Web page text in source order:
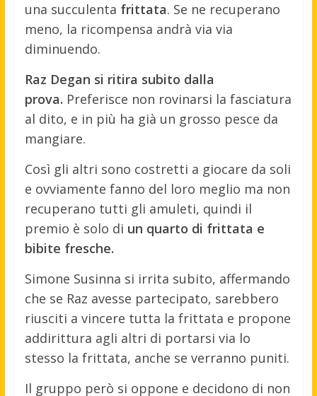
una succulenta frittata. Se ne recuperano
meno, la ricompensa andrà via via
diminuendo.
Raz Degan si ritira subito dalla
prova. Preferisce non rovinarsi la fasciatura
al dito, e in più ha già un grosso pesce da
mangiare.
Così gli altri sono costretti a giocare da soli
e ovviamente fanno del loro meglio ma non
recuperano tutti gli amuleti, quindi il
premio è solo di un quarto di frittata e
bibite fresche.
Simone Susinna si irrita subito, affermando
che se Raz avesse partecipato, sarebbero
riusciti a vincere tutta la frittata e propone
addirittura agli altri di portarsi via lo
stesso la frittata, anche se verranno puniti.
Il gruppo però si oppone e decidono di non